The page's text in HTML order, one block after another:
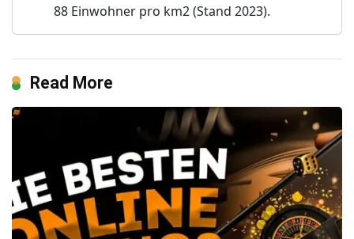
88 Einwohner pro km2 (Stand 2023).
Read More